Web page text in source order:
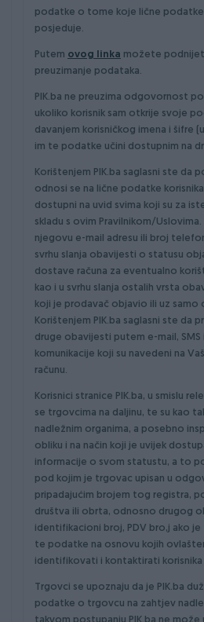
podatke o tome koje lične
posjeduje.
Putem ovog linka možete
preuzimanje podataka.
PIK.ba ne preuzima odgovornost
ukoliko korisnik sam otkrije svoje
davanjem korisničkog imena i šifre
im te podatke učini dostupnim na
Korištenjem PIK.ba saglasni ste da
odnosi se na lične podatke
dostupni na uvid svima koji su za
skladu s ovim Pravilnikom/
njegovu e-mail adresu ili broj
svrhu slanja obavijesti o statusu
dostave računa za eventualno
kao i u svrhu slanja ostalih vrsta
koji je prodavač objavio ili uz samo
Korištenjem PIK.ba saglasni ste da
druge obavijesti putem e-mail,
komunikacije koji su navedeni na
računu.
Korisnici stranice PIK.ba, u smislu
se trgovcima na daljinu, te su kao
nadležnim organima, a posebno
obliku i na način koji je uvijek
informacije o svom statustu, a to
pod kojim je trgovac upisan u
pripadajućim brojem tog registra,
društva ili obrta, odnosno drugog
identifikacioni broj, PDV bro,j ako
te podatke na osnovu kojih
identifikovati i kontaktirati
Trgovci se upoznaju da je PIK.ba
podatke o trgovcu na zahtjev